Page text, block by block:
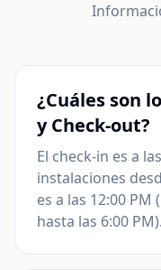
¿Cuáles son
y Check-out?
El check-in es a
instalaciones
es a las 12:00
hasta las 6:00 PM).